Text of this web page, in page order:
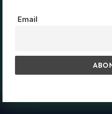
Email